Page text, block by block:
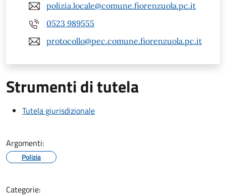
polizia.locale@comune.fiorenzuola.pc.it
0523 989555
protocollo@pec.comune.fiorenzuola.pc.it
Strumenti di tutela
Tutela giurisdizionale
Argomenti:
Polizia
Categorie: